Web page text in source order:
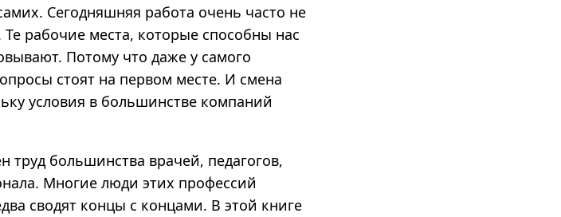
Сегодняшняя работа очень часто не
рабочие места, которые способны нас
Потому что даже у самого
стоят на первом месте. И смена
условия в большинстве компаний
труд большинства врачей, педагогов,
Многие люди этих профессий
сводят концы с концами. В этой книге